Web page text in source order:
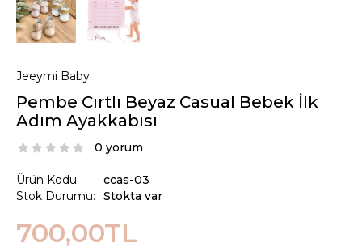
Jeeymi Baby
Pembe Cırtlı Beyaz Casual Bebek İlk
Adım Ayakkabısı
0 yorum
Ürün Kodu:
Stok Durumu:
ccas-03
Stokta var
700,00TL